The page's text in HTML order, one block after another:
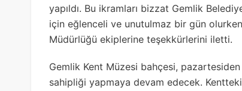
yapıldı. Bu ikramları bizzat Gemlik
için eğlenceli ve unutulmaz bir gün
Müdürlüğü ekiplerine teşekkürlerini iletti.
Gemlik Kent Müzesi bahçesi,
sahipliği yapmaya devam edecek.